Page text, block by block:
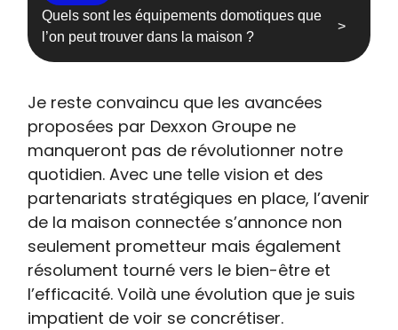
Quels sont les équipements domotiques que
l’on peut trouver dans la maison ?
Je reste convaincu que les avancées
proposées par Dexxon Groupe ne
manqueront pas de révolutionner notre
quotidien. Avec une telle vision et des
partenariats stratégiques en place, l’avenir
de la maison connectée s’annonce non
seulement prometteur mais également
résolument tourné vers le bien-être et
l’efficacité. Voilà une évolution que je suis
impatient de voir se concrétiser.